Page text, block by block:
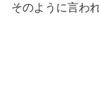
そのように言わ